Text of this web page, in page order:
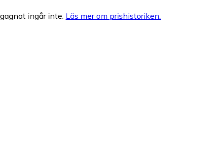
ingår inte. Läs mer om prishistoriken.